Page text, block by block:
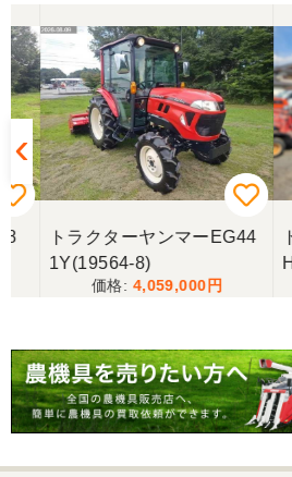
スタッフの鈴木さんが親切で
対応頂きました。 ありがと
が、今後も農機具を買う際
ようと思います。
三重県／miraisann
写真と現物が違いすぎる
三重県／谷本勝美
こちらの、対応も、よく、大
三重県／谷本勝美
こちらの、対応、も、よく
トラクターヤンマーEG44
1Y(19564-8)
4,059,000
ト